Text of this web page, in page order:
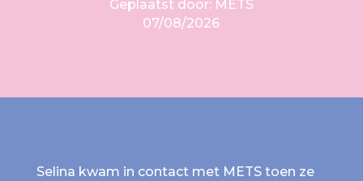
Geplaatst door: METS
07/08/2026
Selina kwam in contact met METS toen ze